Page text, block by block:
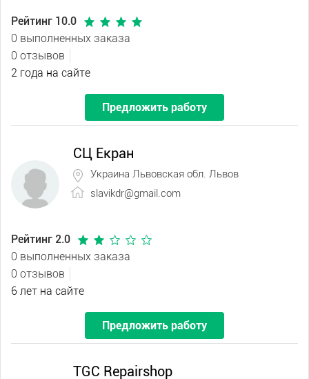
Рейтинг 10.0
0 выполненных заказа
0 отзывов
2 года на сайте
Предложить работу
СЦ Екран
Украина Львовская обл. Львов
slavikdr@gmail.com
Рейтинг 2.0
0 выполненных заказа
0 отзывов
6 лет на сайте
Предложить работу
TGC Repairshop